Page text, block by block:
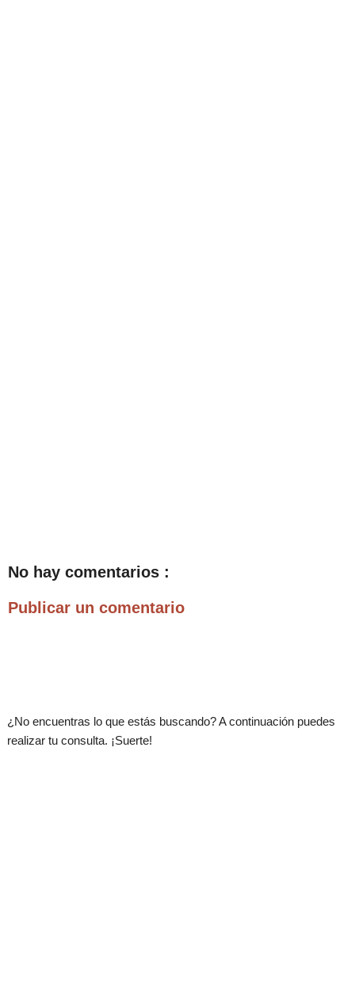
No hay comentarios :
Publicar un comentario
¿No encuentras lo que estás buscando? A continuación puedes
realizar tu consulta. ¡Suerte!